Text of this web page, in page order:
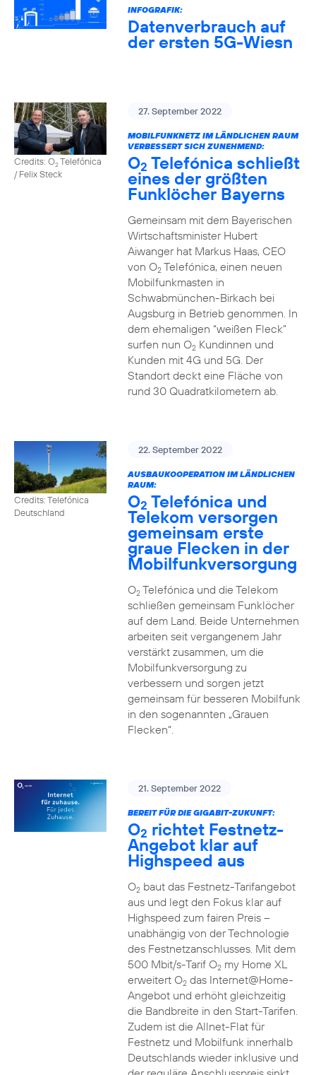
INFOGRAFIK:
Datenverbrauch auf
der ersten 5G-Wiesn
Credits: O2Telefónica
/ Felix Steck
27. September 2022
MOBILFUNKNETZ IM LÄNDLICHEN RAUM
VERBESSERT SICH ZUNEHMEND:
O2 Telefónica schließt
eines der größten
Funklöcher Bayerns
Gemeinsam mit dem Bayerischen
Wirtschaftsminister Hubert
Aiwanger hat Markus Haas, CEO
von O2Telefónica, einen neuen
Mobilfunkmasten in
Schwabmünchen-Birkach bei
Augsburg in Betrieb genommen. In
dem ehemaligen “weißen Fleck”
surfen nun O2Kundinnen und
Kunden mit 4G und 5G. Der
Standort deckt eine Fläche von
rund 30 Quadratkilometern ab.
Credits: Telefónica
Deutschland
22. September 2022
AUSBAUKOOPERATION IM LÄNDLICHEN
RAUM:
O2 Telefónica und
Telekom versorgen
gemeinsam erste
graue Flecken in der
Mobilfunkversorgung
O2Telefónica und die Telekom
schließen gemeinsam Funklöcher
auf dem Land. Beide Unternehmen
arbeiten seit vergangenem Jahr
verstärkt zusammen, um die
Mobilfunkversorgung zu
verbessern und sorgen jetzt
gemeinsam für besseren Mobilfunk
in den sogenannten „Grauen
Flecken“.
21. September 2022
BEREIT FÜR DIE GIGABIT-ZUKUNFT:
O2 richtet Festnetz-
Angebot klar auf
Highspeed aus
O2baut das Festnetz-Tarifangebot
aus und legt den Fokus klar auf
Highspeed zum fairen Preis –
unabhängig von der Technologie
des Festnetzanschlusses. Mit dem
500 Mbit/s-Tarif O2my Home XL
erweitert O2das Internet@Home-
Angebot und erhöht gleichzeitig
die Bandbreite in den Start-Tarifen.
Zudem ist die Allnet-Flat für
Festnetz und Mobilfunk innerhalb
Deutschlands wieder inklusive und